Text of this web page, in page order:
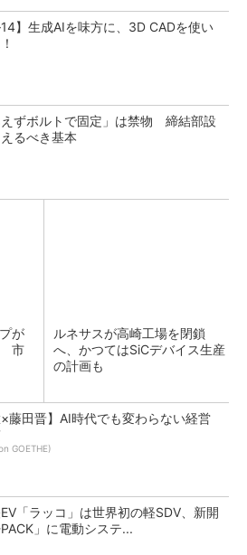
14】生成AIを味方に、3D CADを使い
えずボルトで固定」は禁物 締結部設
るべき基本
が
市
ルネサスが高崎工場を閉鎖
へ、かつてはSiCデバイス生産
の計画も
×藤田晋】AI時代でも変わらない経営
GOETHE)
「ラッコ」は世界初の軽SDV、新開
」に電動システ...